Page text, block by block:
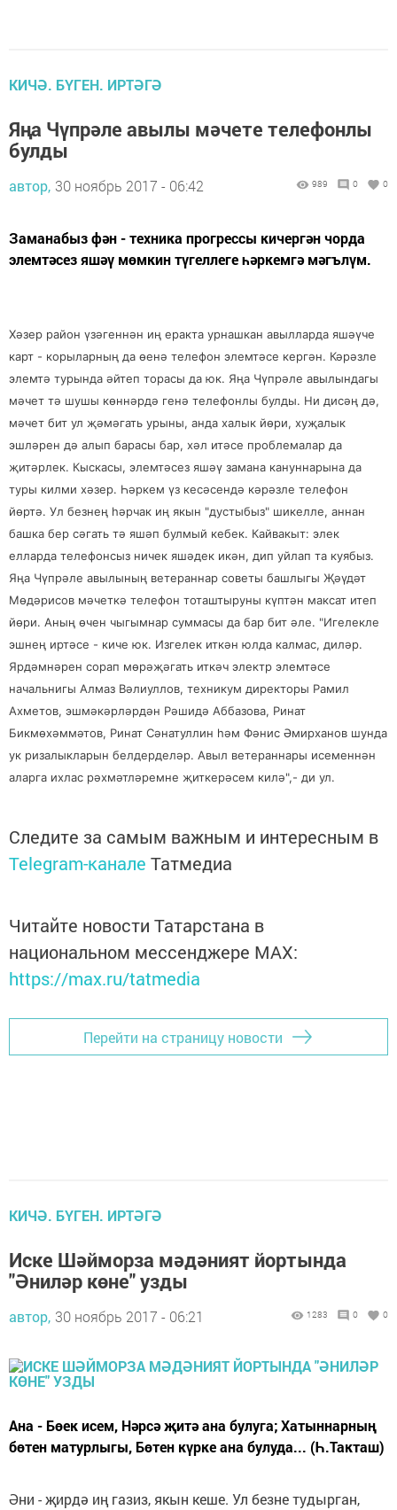
КИЧӘ. БҮГЕН. ИРТӘГӘ
Яңа Чүпрәле авылы мәчете телефонлы
булды
автор, 30 ноябрь 2017 - 06:42 989 0 0
Заманабыз фән - техника прогрессы кичергән чорда
элемтәсез яшәү мөмкин түгеллеге һәркемгә мәгълүм.
Хәзер район үзәгеннән иң еракта урнашкан авылларда яшәүче
карт - корыларның да өенә телефон элемтәсе кергән. Кәрәзле
элемтә турында әйтеп торасы да юк. Яңа Чүпрәле авылындагы
мәчет тә шушы көннәрдә генә телефонлы булды. Ни дисәң дә,
мәчет бит ул җәмәгать урыны, анда халык йөри, хуҗалык
эшләрен дә алып барасы бар, хәл итәсе проблемалар да
җитәрлек. Кыскасы, элемтәсез яшәү замана кануннарына да
туры килми хәзер. Һәркем үз кесәсендә кәрәзле телефон
йөртә. Ул безнең һәрчак иң якын "дустыбыз" шикелле, аннан
башка бер сәгать тә яшәп булмый кебек. Кайвакыт: элек
елларда телефонсыз ничек яшәдек икән, дип уйлап та куябыз.
Яңа Чүпрәле авылының ветераннар советы башлыгы Җәүдәт
Мөдәрисов мәчеткә телефон тоташтыруны күптән максат итеп
йөри. Аның өчен чыгымнар суммасы да бар бит әле. "Игелекле
эшнең иртәсе - киче юк. Изгелек иткән юлда калмас, диләр.
Ярдәмнәрен сорап мөрәҗәгать иткәч электр элемтәсе
начальнигы Алмаз Вәлиуллов, техникум директоры Рамил
Ахметов, эшмәкәрләрдән Рәшидә Аббазова, Ринат
Бикмөхәммәтов, Ринат Сәнатуллин һәм Фәнис Әмирханов шунда
ук ризалыкларын белдерделәр. Авыл ветераннары исеменнән
аларга ихлас рәхмәтләремне җиткерәсем килә",- ди ул.
Следите за самым важным и интересным в
Telegram-канале Татмедиа
Читайте новости Татарстана в
национальном мессенджере MАХ:
https://max.ru/tatmedia
Перейти на страницу новости
КИЧӘ. БҮГЕН. ИРТӘГӘ
Иске Шәйморза мәдәният йортында
"Әниләр көне" узды
автор, 30 ноябрь 2017 - 06:21 1283 0 0
Ана - Бөек исем, Нәрсә җитә ана булуга; Хатыннарның
бөтен матурлыгы, Бөтен күрке ана булуда... (Һ.Такташ)
Әни - җирдә иң газиз, якын кеше. Ул безне тудырган,